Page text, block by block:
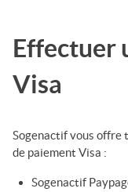
Effectuer
Visa
Sogenactifvous offre
de paiement Visa :
Sogenactif